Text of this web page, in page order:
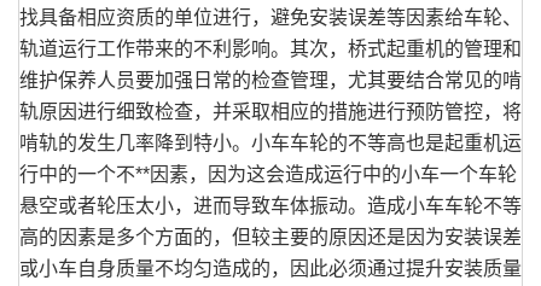
找具备相应资质的单位进行，避免安装误差等因素给车轮、
轨道运行工作带来的不利影响。其次，桥式起重机的管理和
维护保养人员要加强日常的检查管理，尤其要结合常见的啃
轨原因进行细致检查，并采取相应的措施进行预防管控，将
啃轨的发生几率降到特小。小车车轮的不等高也是起重机运
行中的一个不**因素，因为这会造成运行中的小车一个车轮
悬空或者轮压太小，进而导致车体振动。造成小车车轮不等
高的因素是多个方面的，但较主要的原因还是因为安装误差
或小车自身质量不均匀造成的，因此必须通过提升安装质量